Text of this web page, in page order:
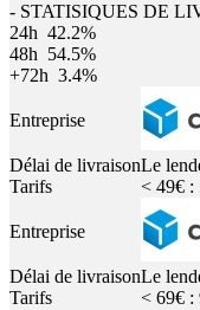
- STATISIQUES DE
24h 42.2%
48h 54.5%
+72h 3.4%
Entreprise
Délai de livraisonLe
Tarifs
< 49€ :
Entreprise
Délai de livraisonLe
Tarifs
< 69€ :